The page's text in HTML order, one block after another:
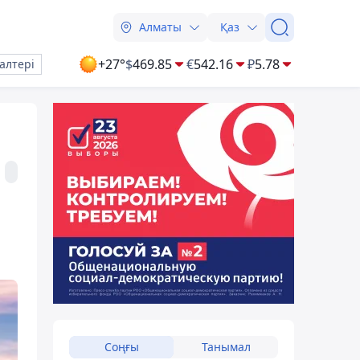
Алматы Қаз
+27°$469.85 €542.16 ₽5.78
Соңғы Танымал